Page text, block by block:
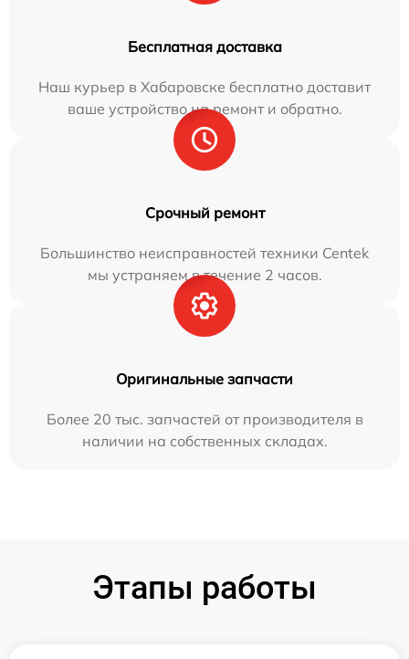
Бесплатная доставка
Наш курьер в Хабаровске бесплатно доставит
ваше устройство на ремонт и обратно.
Срочный ремонт
Большинство неисправностей техники Centek
мы устраняем в течение 2 часов.
Оригинальные запчасти
Более 20 тыс. запчастей от производителя в
наличии на собственных складах.
Этапы работы